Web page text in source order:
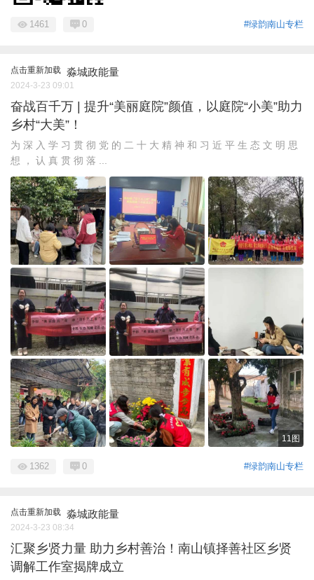
#绿韵南山专栏
1461 0
点击重新加载 淼城政能量
2024-3-23 09:01
奋战百千万 | 提升“美丽庭院”颜值，以庭院“小美”助力
乡村“大美”！
为 深 入 学 习 贯 彻 党 的 二 十 大 精 神 和 习 近 平 生 态 文 明 思
想 ， 认 真 贯 彻 落 ...
11图
#绿韵南山专栏
1362 0
点击重新加载 淼城政能量
2024-3-23 08:34
汇聚乡贤力量 助力乡村善治！南山镇择善社区乡贤
调解工作室揭牌成立